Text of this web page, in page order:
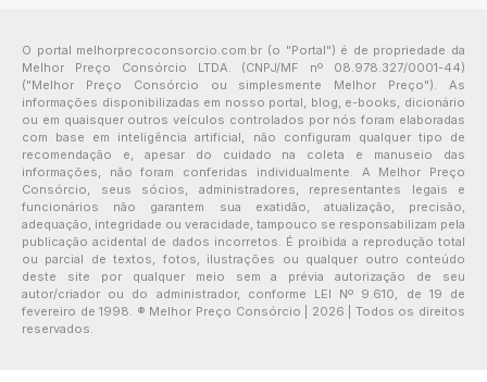
O portal melhorprecoconsorcio.com.br (o "Portal") é de propriedade da
Melhor Preço Consórcio LTDA. (CNPJ/MF nº 08.978.327/0001-44)
("Melhor Preço Consórcio ou simplesmente Melhor Preço"). As
informações disponibilizadas em nosso portal, blog, e-books, dicionário
ou em quaisquer outros veículos controlados por nós foram elaboradas
com base em inteligência artificial, não configuram qualquer tipo de
recomendação e, apesar do cuidado na coleta e manuseio das
informações, não foram conferidas individualmente. A Melhor Preço
Consórcio, seus sócios, administradores, representantes legais e
funcionários não garantem sua exatidão, atualização, precisão,
adequação, integridade ou veracidade, tampouco se responsabilizam pela
publicação acidental de dados incorretos. É proibida a reprodução total
ou parcial de textos, fotos, ilustrações ou qualquer outro conteúdo
deste site por qualquer meio sem a prévia autorização de seu
autor/criador ou do administrador, conforme LEI Nº 9.610, de 19 de
fevereiro de 1998. ® Melhor Preço Consórcio | 2026 | Todos os direitos
reservados.